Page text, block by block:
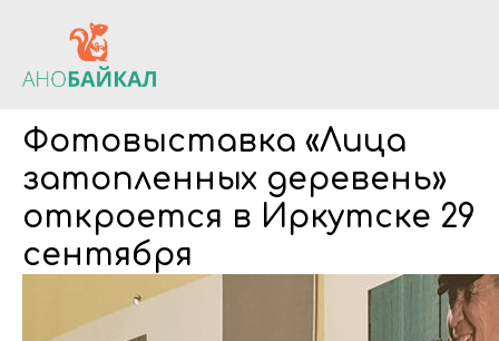
Фотовыставка «Лица
затопленных деревень»
откроется в Иркутске 29
сентября